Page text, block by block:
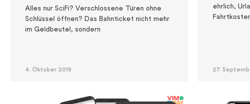
Alles nur SciFi? Verschlossene Türen ohne
Schlüssel öffnen? Das Bahnticket nicht mehr
im Geldbeutel, sondern
4. Oktober 2019
ehrlich,
27.